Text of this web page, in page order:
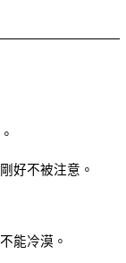
好不被注意。
能冷漠。